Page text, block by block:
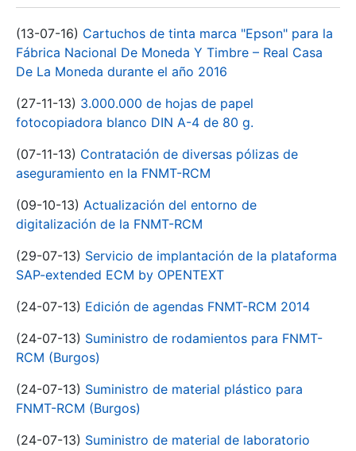
(13-07-16) Cartuchos de tinta marca "Epson" para la
Fábrica Nacional De Moneda Y Timbre – Real Casa
De La Moneda durante el año 2016
(27-11-13) 3.000.000 de hojas de papel
fotocopiadora blanco DIN A-4 de 80 g.
(07-11-13) Contratación de diversas pólizas de
aseguramiento en la FNMT-RCM
(09-10-13) Actualización del entorno de
digitalización de la FNMT-RCM
(29-07-13) Servicio de implantación de la plataforma
SAP-extended ECM by OPENTEXT
(24-07-13) Edición de agendas FNMT-RCM 2014
(24-07-13) Suministro de rodamientos para FNMT-
RCM (Burgos)
(24-07-13) Suministro de material plástico para
FNMT-RCM (Burgos)
(24-07-13) Suministro de material de laboratorio